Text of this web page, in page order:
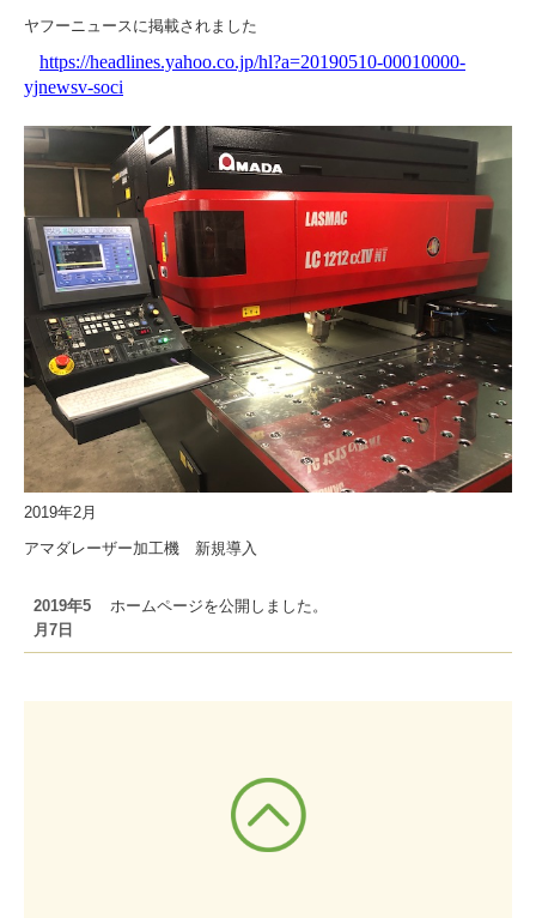
ヤフーニュースに掲載されました
https://headlines.yahoo.co.jp/hl?a=20190510-00010000-
yjnewsv-soci
2019年2月
アマダレーザー加工機 新規導入
2019年5
月7日
ホームページを公開しました。